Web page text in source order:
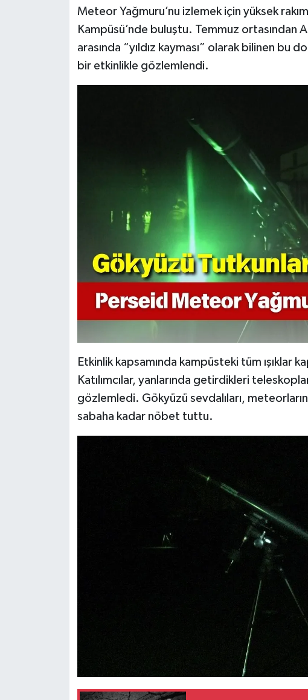
Meteor Yağmuru’nu izlemek için yüksek
Kampüsü’nde buluştu. Temmuz ortasından
arasında “yıldız kayması” olarak bilinen bu
bir etkinlikle gözlemlendi.
Etkinlik kapsamında kampüsteki tüm ışıklar
Katılımcılar, yanlarında getirdikleri
gözlemledi. Gökyüzü sevdalıları,
sabaha kadar nöbet tuttu.